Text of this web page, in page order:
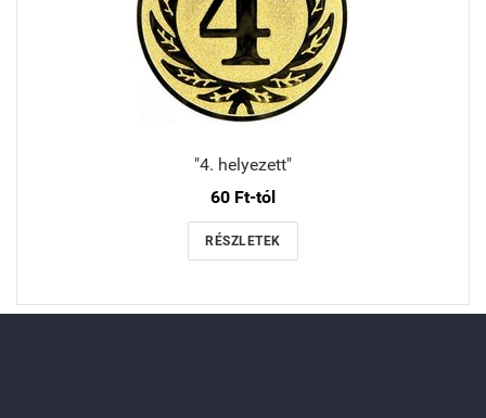
"4. helyezett"
60 Ft-tól
RÉSZLETEK